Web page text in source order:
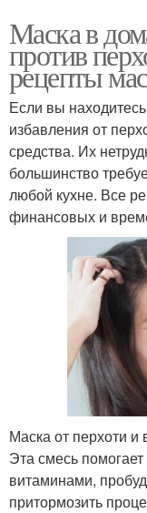
Маска в
против
рецепты
Если вы
избавления от
средства. Их
большинство
любой кухне. Все
финансовых и
Маска от перхоти
Эта смесь
витаминами,
притормозить